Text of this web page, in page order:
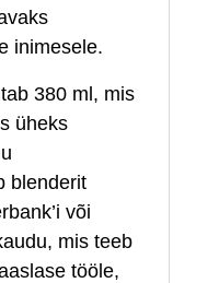
inimesele.
380 ml, mis
üheks
blenderit
või
mis teeb
tööle,